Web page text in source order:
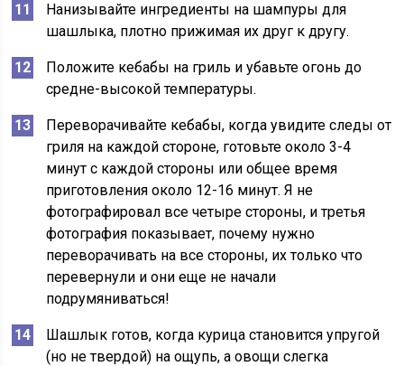
Нанизывайте ингредиенты на шампуры для
шашлыка, плотно прижимая их друг к другу.
Положите кебабы на гриль и убавьте огонь до
средне-высокой температуры.
Переворачивайте кебабы, когда увидите следы от
гриля на каждой стороне, готовьте около 3-4
минут с каждой стороны или общее время
приготовления около 12-16 минут. Я не
фотографировал все четыре стороны, и третья
фотография показывает, почему нужно
переворачивать на все стороны, их только что
перевернули и они еще не начали
подрумяниваться!
Шашлык готов, когда курица становится упругой
(но не твердой) на ощупь, а овощи слегка